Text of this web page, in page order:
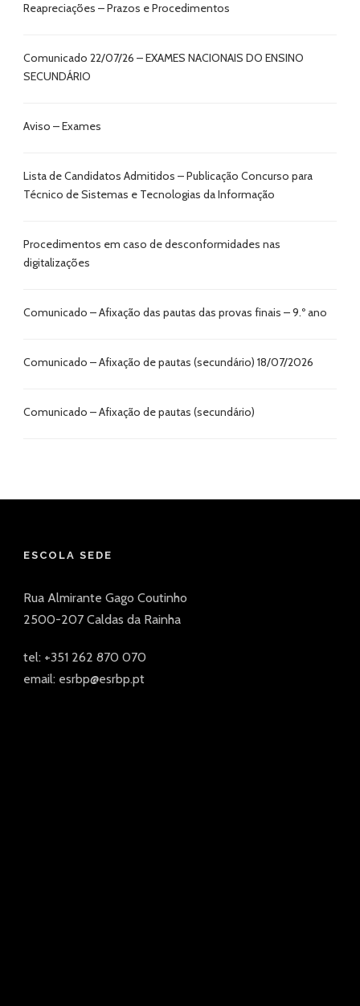
Reapreciações – Prazos e Procedimentos
Comunicado 22/07/26 – EXAMES NACIONAIS DO ENSINO
SECUNDÁRIO
Aviso – Exames
Lista de Candidatos Admitidos – Publicação Concurso para
Técnico de Sistemas e Tecnologias da Informação
Procedimentos em caso de desconformidades nas
digitalizações
Comunicado – Afixação das pautas das provas finais – 9.º ano
Comunicado – Afixação de pautas (secundário) 18/07/2026
Comunicado – Afixação de pautas (secundário)
ESCOLA SEDE
Rua Almirante Gago Coutinho
2500-207 Caldas da Rainha
tel: +351 262 870 070
email: esrbp@esrbp.pt